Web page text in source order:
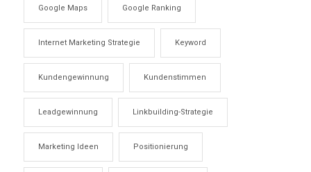
Google Maps Google Ranking
Internet Marketing Strategie Keyword
Kundengewinnung Kundenstimmen
Leadgewinnung Linkbuilding-Strategie
Marketing Ideen Positionierung